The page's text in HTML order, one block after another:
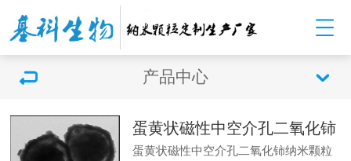
产品中心
蛋黄状磁性中空介孔二氧化铈
蛋黄状磁性中空介孔二氧化铈纳米颗粒